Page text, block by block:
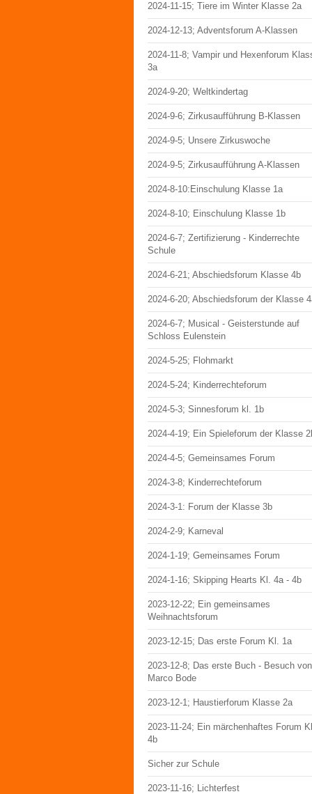
2024-11-15; Tiere im Winter Klasse 2a
2024-12-13; Adventsforum A-Klassen
2024-11-8; Vampir und Hexenforum
3a
2024-9-20; Weltkindertag
2024-9-6; Zirkusaufführung B-Klassen
2024-9-5; Unsere Zirkuswoche
2024-9-5; Zirkusaufführung A-Klassen
2024-8-10:Einschulung Klasse 1a
2024-8-10; Einschulung Klasse 1b
2024-6-7; Zertifizierung - Kinderrechte
Schule
2024-6-21; Abschiedsforum Klasse 4b
2024-6-20; Abschiedsforum der Klasse
2024-6-7; Musical - Geisterstunde auf
Schloss Eulenstein
2024-5-25; Flohmarkt
2024-5-24; Kinderrechteforum
2024-5-3; Sinnesforum kl. 1b
2024-4-19; Ein Spieleforum der Klasse
2024-4-5; Gemeinsames Forum
2024-3-8; Kinderrechteforum
2024-3-1: Forum der Klasse 3b
2024-2-9; Karneval
2024-1-19; Gemeinsames Forum
2024-1-16; Skipping Hearts Kl. 4a - 4b
2023-12-22; Ein gemeinsames
Weihnachtsforum
2023-12-15; Das erste Forum Kl. 1a
2023-12-8; Das erste Buch - Besuch von
Marco Bode
2023-12-1; Haustierforum Klasse 2a
2023-11-24; Ein märchenhaftes Forum
4b
Sicher zur Schule
2023-11-16; Lichterfest